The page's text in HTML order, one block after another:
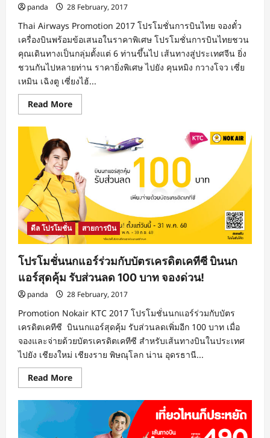
panda 28 February, 2017
Thai Airways Promotion 2017 โปรโมชั่นการบินไทย จองตั๋ว
เครื่องบินพร้อมข้อเสนอในราคาพิเศษ โปรโมชั่นการบินไทยชวน
คุณเดินทางเป็นกลุ่มตั้งแต่ 6 ท่านขึ้นไป เส้นทางสู่ประเทศจีน ยิ่ง
ชวนกันไปหลายท่าน ราคายิ่งพิเศษ ไปยัง คุนหมิง กวางโจว เซี่ย
เหมิน เฉิงตู เซี่ยงไฮ้...
Read MoreRead
more
ไทย
2017
เส้น
ทาง
สู่
ประเทศ
จีน
เดิน
ทาง
เป็นก
ราคา
พิเศษ
กว่า
รวม
เริ่ม
ที่
บาท
ดีล โปรโมชั่น สายการบิน
โปรโมชั่นนกแอร์ร่วมกับบัตรเครดิตเคทีซี บินนก
แอร์สุดคุ้ม รับส่วนลด 100 บาท จองด่วน!
panda 28 February, 2017
Promotion Nokair KTC 2017 โปรโมชั่นนกแอร์ร่วมกับบัตร
เครดิตเคทีซี บินนกแอร์สุดคุ้ม รับส่วนลดเพิ่มอีก 100 บาท เมื่อ
จองและจ่ายด้วยบัตรเครดิตเคทีซี สำหรับเส้นทางบินในประเทศ
ไปยัง เชียงใหม่ เชียงราย พิษณุโลก น่าน อุดรธานี...
Read MoreRead
more
โปร
โม
ชั่น